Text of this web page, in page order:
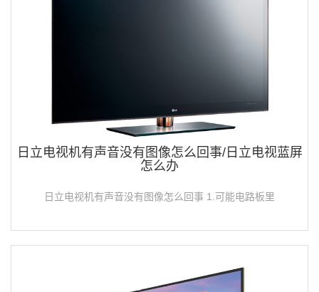
日立电视机有声音没有图像怎么回事/日立电视蓝屏
怎么办
日立电视机有声音没有图像怎么回事 1.可能电路板里